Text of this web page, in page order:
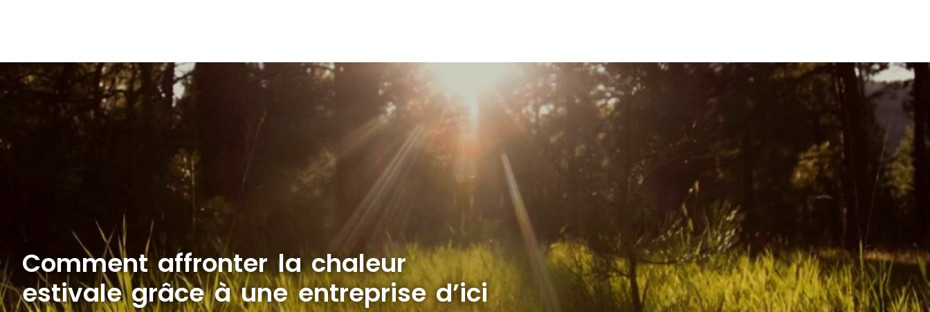
Comment affronter la chaleur
estivale grâce à une entreprise d’ici